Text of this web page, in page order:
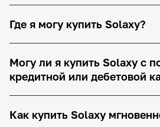
Где я могу купить Solaxy?
Могу ли я купить Solaxy с
кредитной или дебетовой
Как купить Solaxy